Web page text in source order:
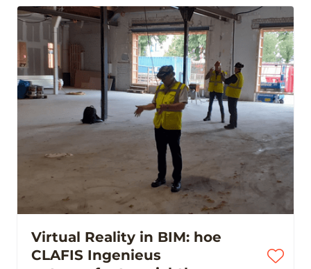
Virtual Reality in BIM: hoe
CLAFIS Ingenieus